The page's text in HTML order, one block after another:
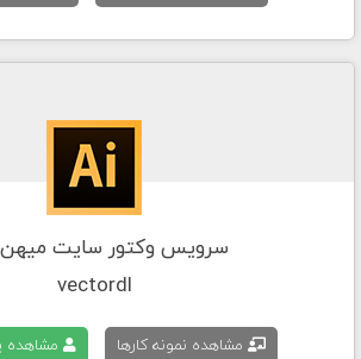
سرویس وکتور سایت
vectordl
مشاهده نمونه کارها مشاهده